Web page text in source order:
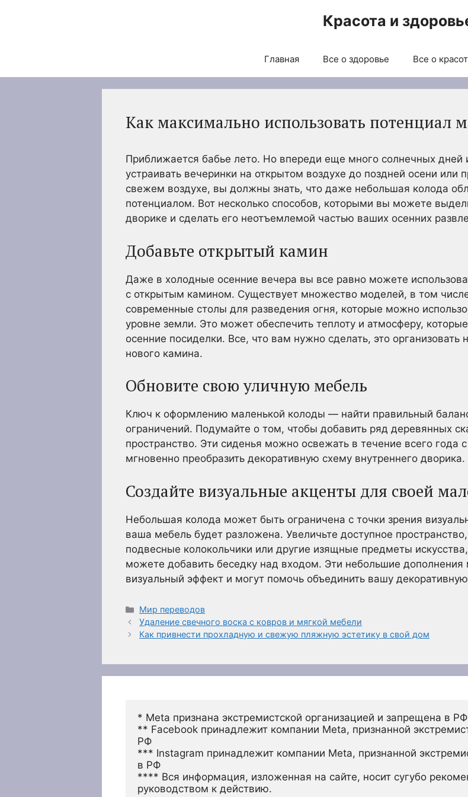
Красота и
Главная Все о здоровье Все о
Как максимально использовать потенциал
Приближается бабье лето. Но впереди еще много солнечных дней
устраивать вечеринки на открытом воздухе до поздней осени или
свежем воздухе, вы должны знать, что даже небольшая колода
потенциалом. Вот несколько способов, которыми вы можете
дворике и сделать его неотъемлемой частью ваших осенних
Добавьте открытый камин
Даже в холодные осенние вечера вы все равно можете
с открытым камином. Существует множество моделей, в том
современные столы для разведения огня, которые можно
уровне земли. Это может обеспечить теплоту и атмосферу,
осенние посиделки. Все, что вам нужно сделать, это
нового камина.
Обновите свою уличную мебель
Ключ к оформлению маленькой колоды — найти правильный
ограничений. Подумайте о том, чтобы добавить ряд деревянных
пространство. Эти сиденья можно освежать в течение всего
мгновенно преобразить декоративную схему внутреннего дворика.
Создайте визуальные акценты для своей
Небольшая колода может быть ограничена с точки зрения
ваша мебель будет разложена. Увеличьте доступное
подвесные колокольчики или другие изящные предметы
можете добавить беседку над входом. Эти небольшие дополнения
визуальный эффект и могут помочь объединить вашу
Рубрики
Мир переводов
Удаление свечного воска с ковров и мягкой мебели
Как привнести прохладную и свежую пляжную эстетику в свой дом
* Meta признана экстремистской организацией и запрещена в РФ
** Facebook принадлежит компании Meta, признанной
РФ
*** Instagram принадлежит компании Meta, признанной
в РФ
**** Вся информация, изложенная на сайте, носит сугубо
руководством к действию.